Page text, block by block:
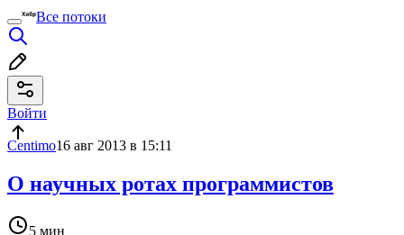
Все потоки
Войти
Centimo16 авг 2013 в 15:11
О научных ротах программистов
5 мин